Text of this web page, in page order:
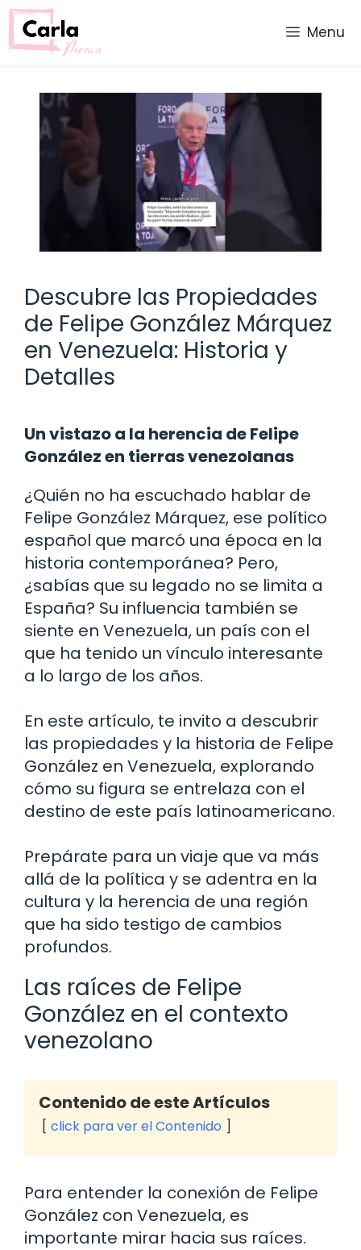
Saltar
al
contenido
Menu
Descubre las Propiedades
de Felipe González Márquez
en Venezuela: Historia y
Detalles
Un vistazo a la herencia de Felipe
González en tierras venezolanas
¿Quién no ha escuchado hablar de
Felipe González Márquez, ese político
español que marcó una época en la
historia contemporánea? Pero,
¿sabías que su legado no se limita a
España? Su influencia también se
siente en Venezuela, un país con el
que ha tenido un vínculo interesante
a lo largo de los años.
En este artículo, te invito a descubrir
las propiedades y la historia de Felipe
González en Venezuela, explorando
cómo su figura se entrelaza con el
destino de este país latinoamericano.
Prepárate para un viaje que va más
allá de la política y se adentra en la
cultura y la herencia de una región
que ha sido testigo de cambios
profundos.
Las raíces de Felipe
González en el contexto
venezolano
Contenido de este Artículos
click para ver el Contenido
Para entender la conexión de Felipe
González con Venezuela, es
importante mirar hacia sus raíces.